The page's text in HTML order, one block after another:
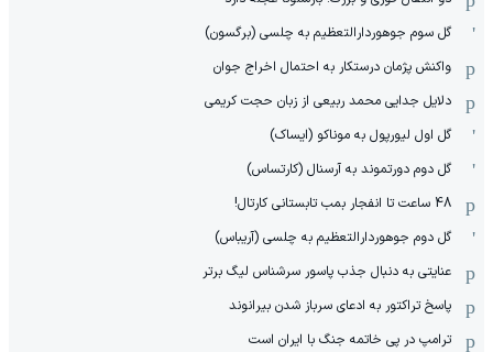
گل سوم جوهوردارالتعظیم به چلسی (برگسون)
واکنش پژمان درستکار به احتمال اخراج جوان
دلایل جدایی محمد ربیعی از زبان حجت کریمی
گل اول لیورپول به موناکو (ایساک)
گل دوم دورتموند به آرسنال (کارتساس)
48 ساعت تا انفجار بمب تابستانی کارتال!
گل دوم جوهوردارالتعظیم به چلسی (آریباس)
عنایتی به دنبال جذب پاسور سرشناس لیگ برتر
پاسخ تراکتور به ادعای سرباز شدن بیرانوند
ترامپ در پی خاتمه جنگ با ایران است